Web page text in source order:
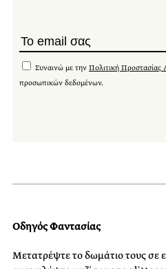
Συναινώ με την Πολιτική Προστασίας
προσωπικών δεδομένων.
Οδηγός Φαντασίας
Μετατρέψτε το δωμάτιο τους σε